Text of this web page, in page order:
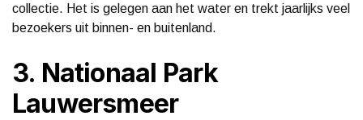
collectie. Het is gelegen aan het water en trekt jaarlijks veel
bezoekers uit binnen- en buitenland.
3. Nationaal Park
Lauwersmeer